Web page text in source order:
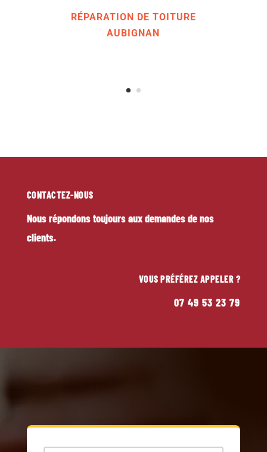
RÉPARATION DE TOITURE
AUBIGNAN
CONTACTEZ-NOUS
Nous répondons toujours aux demandes de nos
clients.
VOUS PRÉFÉREZ APPELER ?
07 49 53 23 79